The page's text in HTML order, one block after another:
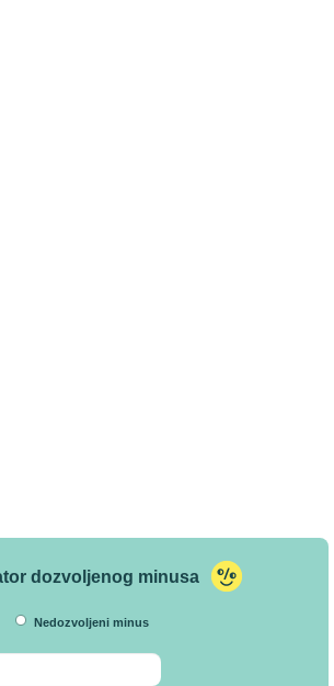
dozvoljenog minusa
Nedozvoljeni minus